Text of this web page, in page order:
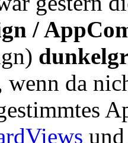
/
da